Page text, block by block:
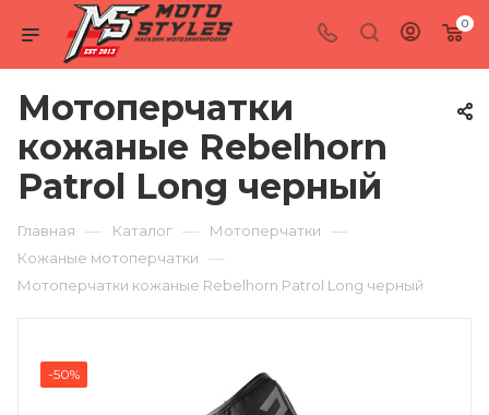
0
Мотоперчатки
кожаные Rebelhorn
Patrol Long черный
Главная — Каталог — Мотоперчатки —
Кожаные мотоперчатки —
Мотоперчатки кожаные Rebelhorn Patrol Long черный
-50%